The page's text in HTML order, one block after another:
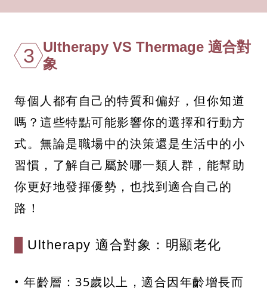
3 Ultherapy VS Thermage 適合對
象
每個人都有自己的特質和偏好，但你知道
嗎？這些特點可能影響你的選擇和行動方
式。無論是職場中的決策還是生活中的小
習慣，了解自己屬於哪一類人群，能幫助
你更好地發揮優勢，也找到適合自己的
路！
Ultherapy 適合對象：明顯老化
• 年齡層：35歲以上，適合因年齡增長而